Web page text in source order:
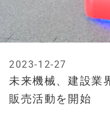
未来機械、建設業
販売活動を開始
2023-12-27